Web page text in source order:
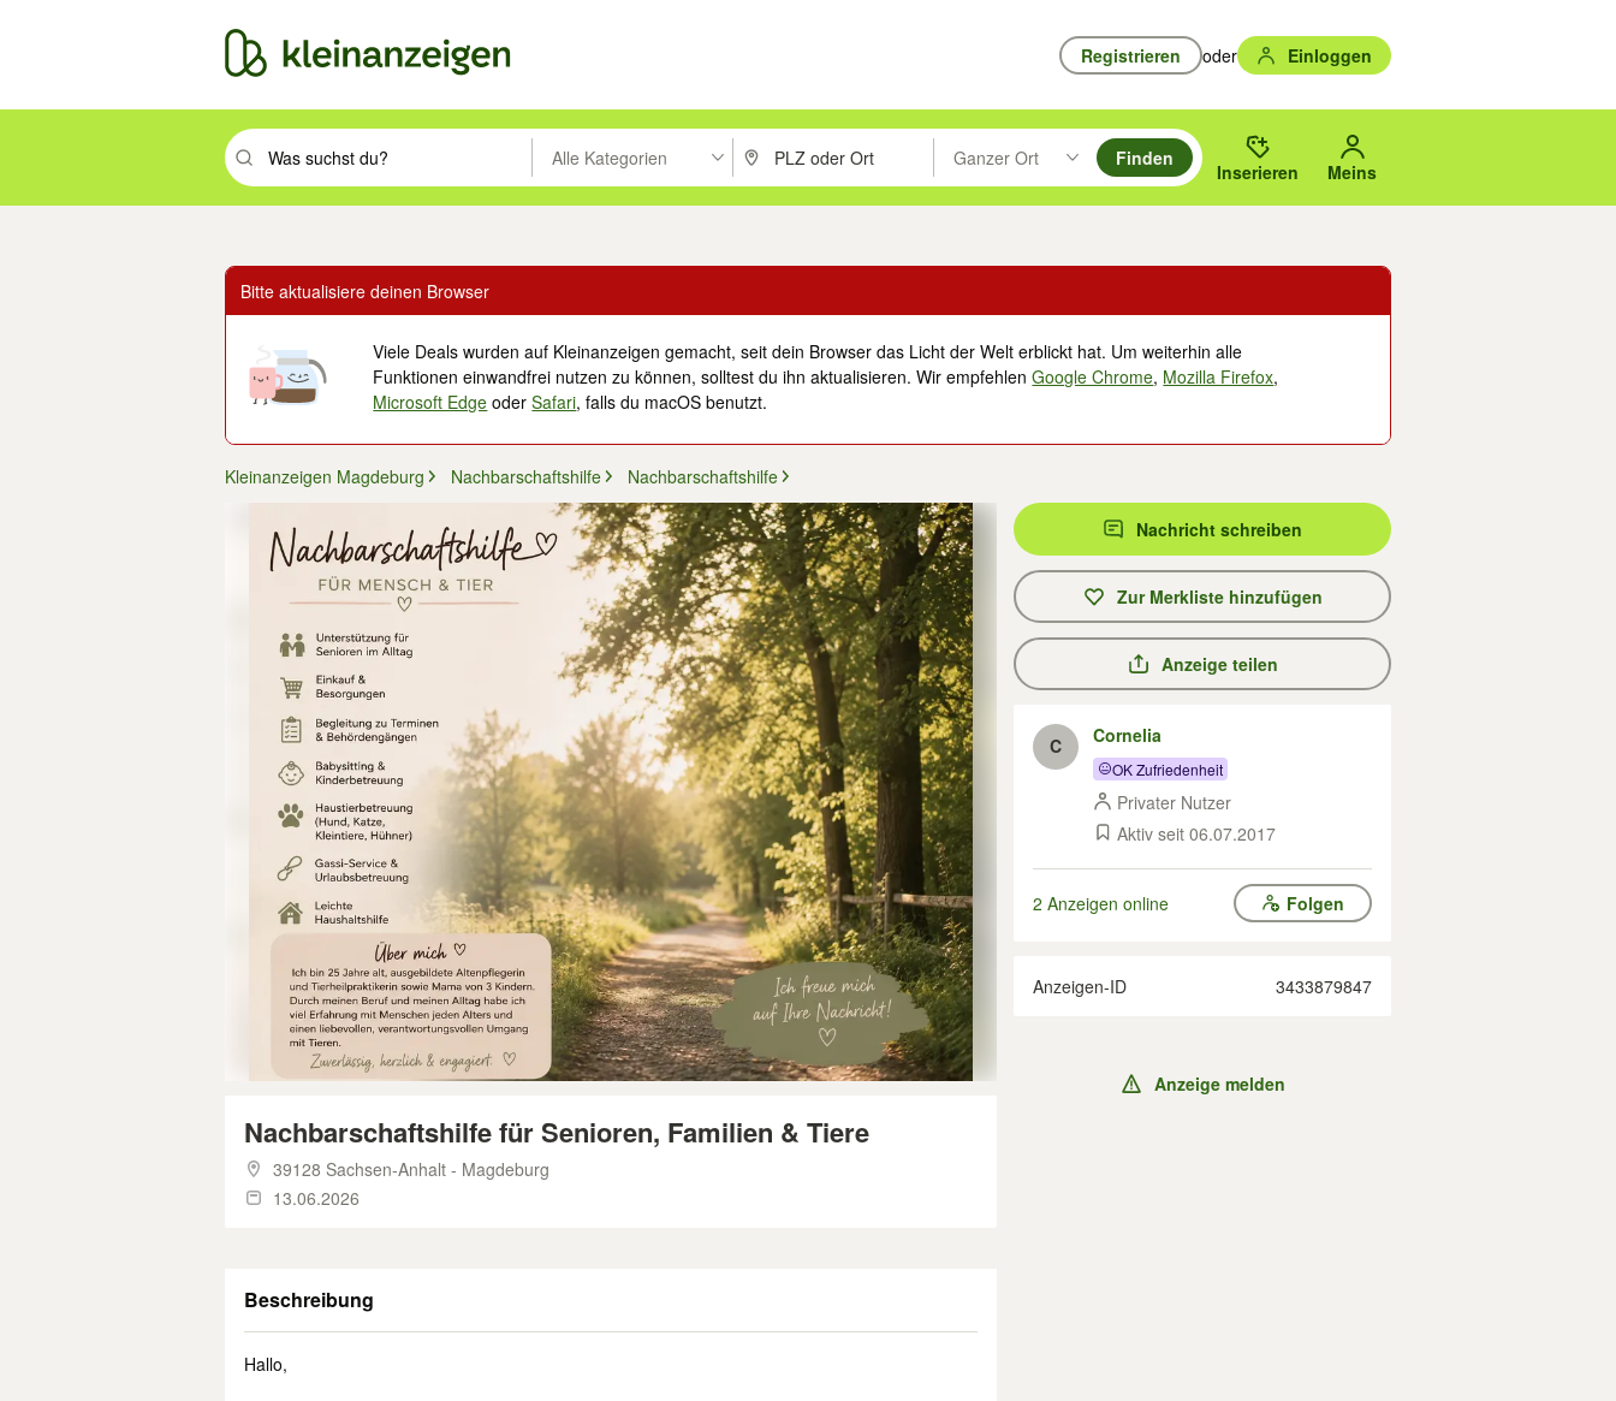
Registrieren oder Einloggen
Suchbegriff eingeben. Eingabetaste drücken um zu suchen, oder Vorschläge mit den Pfeiltasten nach oben/unten durchsuchen und mit Eingabetaste auswählen.
Alle Kategorien PLZ oder Ort eingeben. Eingabetaste drücken um zu suchen, oder Vorschläge mit den Pfeiltasten nach oben/
Ganzer Ort
Suche im Umkreis des gewählten Orts oder PLZ.
Finden
Inserieren Meins
Bitte aktualisiere deinen Browser
Viele Deals wurden auf Kleinanzeigen gemacht, seit dein Browser das Licht der Welt erblickt hat. Um weiterhin alle
Funktionen einwandfrei nutzen zu können, solltest du ihn aktualisieren. Wir empfehlenGoogle Chrome, Mozilla Firefox,
Microsoft Edge oderSafari, falls du macOS benutzt.
Kleinanzeigen Magdeburg Nachbarschaftshilfe Nachbarschaftshilfe
Nachbarschaftshilfe für Senioren, Familien & Tiere
39128 Sachsen-Anhalt - Magdeburg
13.06.2026
Beschreibung
Hallo,
Nachricht schreiben
Zur Merkliste hinzufügen
Anzeige teilen
C Cornelia
OK Zufriedenheit
Privater Nutzer
Aktiv seit 06.07.2017
2 Anzeigen online Folgen
Anzeigen-ID 3433879847
Anzeige melden